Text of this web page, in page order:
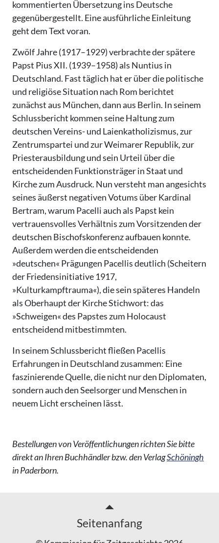
kommentierten Übersetzung ins Deutsche
gegenübergestellt. Eine ausführliche Einleitung
geht dem Text voran.
Zwölf Jahre (1917–1929) verbrachte der spätere
Papst Pius XII. (1939–1958) als Nuntius in
Deutschland. Fast täglich hat er über die politische
und religiöse Situation nach Rom berichtet
zunächst aus München, dann aus Berlin. In seinem
Schlussbericht kommen seine Haltung zum
deutschen Vereins- und Laienkatholizismus, zur
Zentrumspartei und zur Weimarer Republik, zur
Priesterausbildung und sein Urteil über die
entscheidenden Funktionsträger in Staat und
Kirche zum Ausdruck. Nun versteht man angesichts
seines äußerst negativen Votums über Kardinal
Bertram, warum Pacelli auch als Papst kein
vertrauensvolles Verhältnis zum Vorsitzenden der
deutschen Bischofskonferenz aufbauen konnte.
Außerdem werden die entscheidenden
»deutschen« Prägungen Pacellis deutlich (Scheitern
der Friedensinitiative 1917,
»Kulturkampftrauma«), die sein späteres Handeln
als Oberhaupt der Kirche Stichwort: das
»Schweigen« des Papstes zum Holocaust
entscheidend mitbestimmten.
In seinem Schlussbericht fließen Pacellis
Erfahrungen in Deutschland zusammen: Eine
faszinierende Quelle, die nicht nur den Diplomaten,
sondern auch den Seelsorger und Menschen in
neuem Licht erscheinen lässt.
Bestellungen von Veröffentlichungen richten Sie bitte
direkt an Ihren Buchhändler bzw. den VerlagSchöningh
in Paderborn.
Seitenanfang